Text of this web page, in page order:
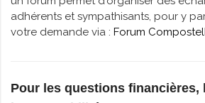
adhérents et sympathisants, pour y
votre demande via : Forum
Pour les questions financières,